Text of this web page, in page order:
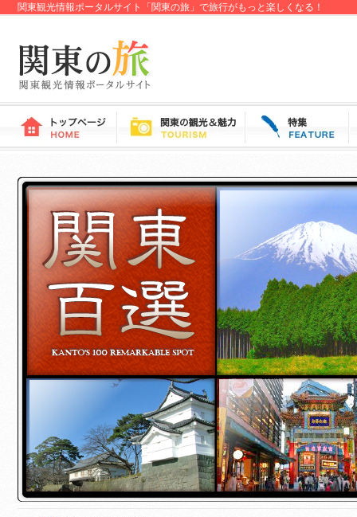
関東観光情報ポータルサイト「関東の旅」で旅行がもっと楽しくなる！